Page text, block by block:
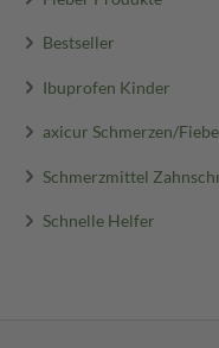
Bestseller
Ibuprofen Kinder
axicur Schmerzen/
Schmerzmittel
Schnelle Helfer